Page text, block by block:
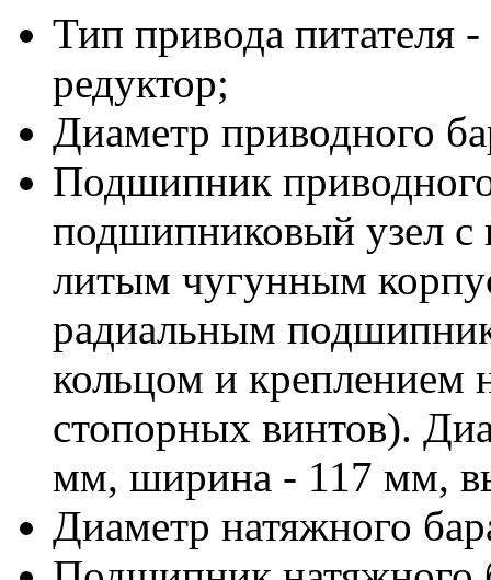
Тип привода питателя
редуктор;
Диаметр приводного
Подшипник
подшипниковый узел
литым чугунным
радиальным
кольцом и креплением
стопорных винтов).
мм, ширина - 117 мм,
Диаметр натяжного